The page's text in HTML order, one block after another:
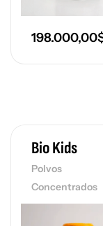
198.000,00
Bio Kids
Polvos
Concentrados